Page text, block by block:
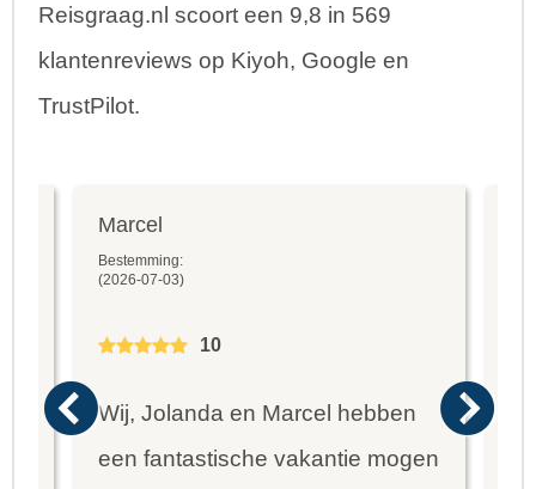
Reisgraag.nl scoort een 9,8 in 569
klantenreviews op Kiyoh, Google en
TrustPilot.
Marcel
Bestemming:
(2026-07-03)
10
Wij, Jolanda en Marcel hebben
een fantastische vakantie mogen